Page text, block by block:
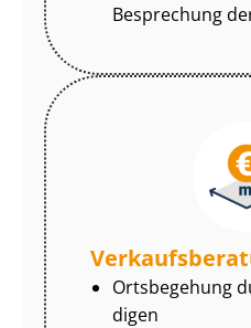
Besprechung
Ortsbegehung
di­gen